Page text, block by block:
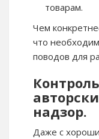
товарам.
Чем
что
поводов для
надзор.
Даже с